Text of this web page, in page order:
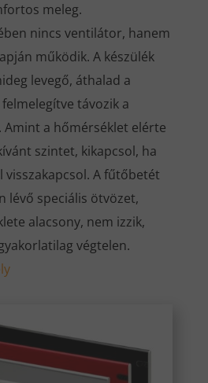
meleg.
nincs ventilátor, hanem
működik. A készülék
levegő, áthalad a
távozik a
Amint a hőmérséklet elérte
szintet, kikapcsol, ha
visszakapcsol. A fűtőbetét
lévő speciális ötvözet,
alacsony, nem izzik,
végtelen.